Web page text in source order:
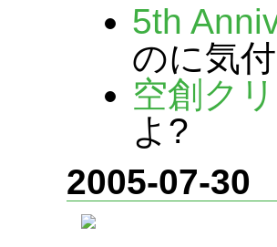
5th
のに気
空創ク
よ?
2005-07-30